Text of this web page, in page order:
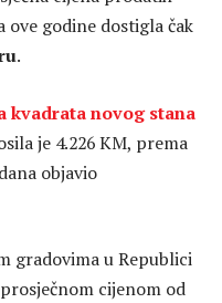
ove godine dostigla čak
.
kvadrata novog stana
je 4.226 KM, prema
objavio
gradovima u Republici
cijenom od